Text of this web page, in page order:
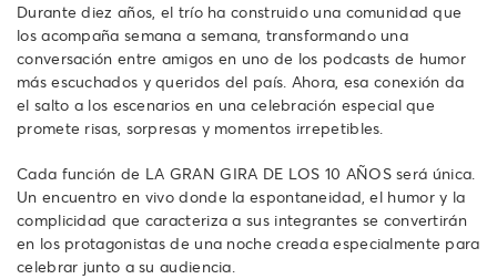
Durante diez años, el trío ha construido una comunidad que
los acompaña semana a semana, transformando una
conversación entre amigos en uno de los podcasts de humor
más escuchados y queridos del país. Ahora, esa conexión da
el salto a los escenarios en una celebración especial que
promete risas, sorpresas y momentos irrepetibles.
Cada función de LA GRAN GIRA DE LOS 10 AÑOS será única.
Un encuentro en vivo donde la espontaneidad, el humor y la
complicidad que caracteriza a sus integrantes se convertirán
en los protagonistas de una noche creada especialmente para
celebrar junto a su audiencia.